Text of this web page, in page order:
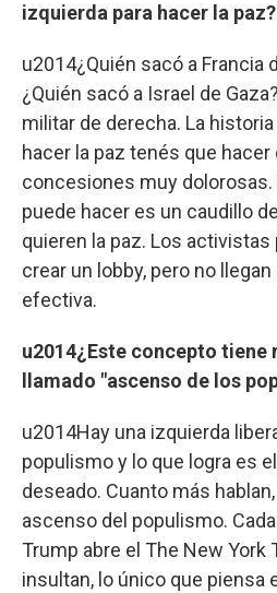
izquierda para hacer la paz?
u2014¿Quién sacó a Francia
¿Quién sacó a Israel de
militar de derecha. La
hacer la paz tenés que
concesiones muy dolorosas.
puede hacer es un caudillo
quieren la paz. Los activistas
crear un lobby, pero no llegan
efectiva.
u2014¿Este concepto tiene
llamado "ascenso de los
u2014Hay una izquierda
populismo y lo que logra es
deseado. Cuanto más
ascenso del populismo.
Trump abre el The New York
insultan, lo único que piensa